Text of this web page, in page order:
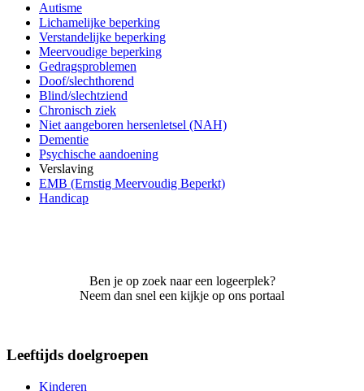
Autisme
Lichamelijke beperking
Verstandelijke beperking
Meervoudige beperking
Gedragsproblemen
Doof/slechthorend
Blind/slechtziend
Chronisch ziek
Niet aangeboren hersenletsel (NAH)
Dementie
Psychische aandoening
Verslaving
EMB (Ernstig Meervoudig Beperkt)
Handicap
Ben je op zoek naar een logeerplek?
Neem dan snel een kijkje op ons portaal
Leeftijds doelgroepen
Kinderen